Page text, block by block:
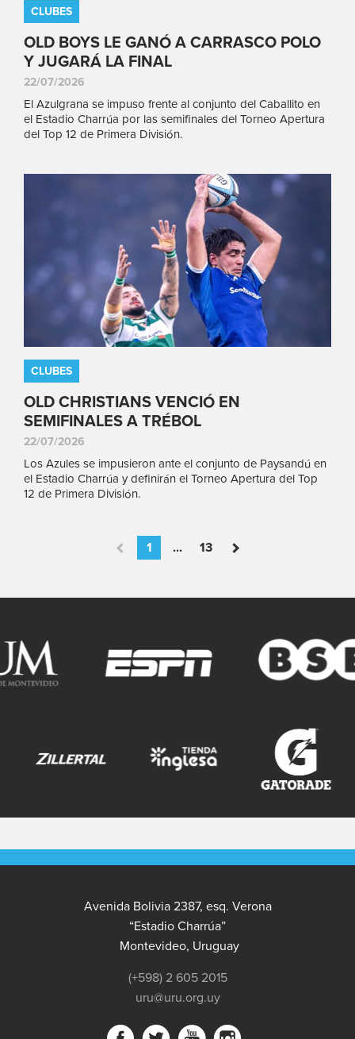
CLUBES
OLD BOYS LE GANÓ A CARRASCO POLO
Y JUGARÁ LA FINAL
22/07/2026
El Azulgrana se impuso frente al conjunto del Caballito en
el Estadio Charrúa por las semifinales del Torneo Apertura
del Top 12 de Primera División.
CLUBES
OLD CHRISTIANS VENCIÓ EN
SEMIFINALES A TRÉBOL
22/07/2026
Los Azules se impusieron ante el conjunto de Paysandú en
el Estadio Charrúa y definirán el Torneo Apertura del Top
12 de Primera División.
1 ... 13
Avenida Bolivia 2387, esq. Verona
“Estadio Charrúa”
Montevideo, Uruguay
(+598) 2 605 2015
uru@uru.org.uy